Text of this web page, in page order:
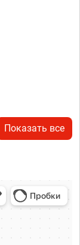
Показать все